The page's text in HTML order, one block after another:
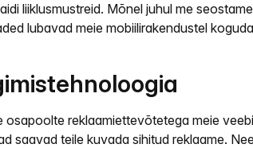
liiklusmustreid. Mõnel juhul me
lubavad meie mobiilirakendustel
osapoolte reklaamiettevõtetega meie
saavad teile kuvada sihitud reklaame.